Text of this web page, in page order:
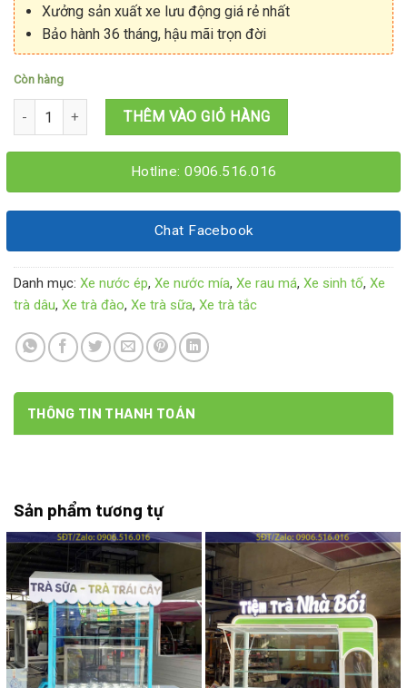
Xưởng sản xuất xe lưu động giá rẻ nhất
Bảo hành 36 tháng, hậu mãi trọn đời
Còn hàng
Xe rau má sinh tố nước ép 1M2x60x1M95 số lượng
THÊM VÀO GIỎ HÀNG
Hotline: 0906.516.016
Chat Facebook
Danh mục: Xe nước ép, Xe nước mía, Xe rau má, Xe sinh tố, Xe
trà dâu, Xe trà đào, Xe trà sữa, Xe trà tắc
THÔNG TIN THANH TOÁN
Sản phẩm tương tự